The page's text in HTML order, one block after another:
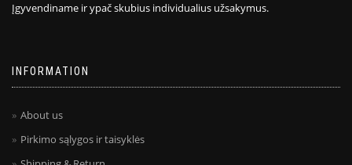
Įgyvendiname ir ypač skubius individualius užsakymus.
INFORMATION
About us
Pirkimo sąlygos ir taisyklės